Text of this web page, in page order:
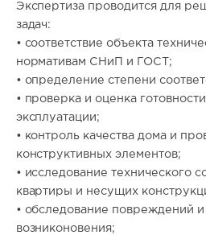
Экспертиза проводится для
задач:
• соответствие объекта
нормативам СНиП и ГОСТ;
• определение степени
• проверка и оценка
эксплуатации;
• контроль качества дома и
конструктивных элементов;
• исследование технического
квартиры и несущих
• обследование повреждений
возниконовения;